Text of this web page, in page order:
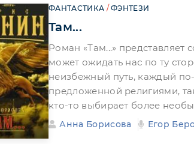
ФАНТАСТИКА /ФЭНТЕЗИ
Там...
Роман «Там...» представляет
может ожидать нас по ту
неизбежный путь, каждый
предложенной религиями,
кто-то выбирает более
Анна Борисова Егор